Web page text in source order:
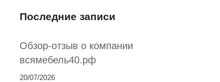
Последние записи
Обзор-отзыв о компании
всямебель40.рф
20/07/2026